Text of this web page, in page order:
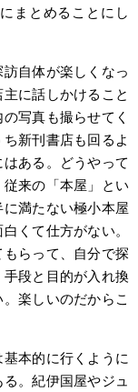
まとめることにし
自体が楽しくなっ
に話しかけること
写真も撮らせてく
新刊書店も回るよ
ある。どうやって
来の「本屋」とい
満たない極小本屋
くて仕方がない。
らって、自分で探
段と目的が入れ換
楽しいのだからこ
本的に行くように
。紀伊国屋やジュ